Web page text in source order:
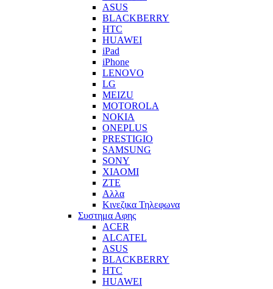
ASUS
BLACKBERRY
HTC
HUAWEI
iPad
iPhone
LENOVO
LG
MEIZU
MOTOROLA
NOKIA
ONEPLUS
PRESTIGIO
SAMSUNG
SONY
XIAOMI
ZTE
Αλλα
Κινεζικα Τηλεφωνα
Συστημα Αφης
ACER
ALCATEL
ASUS
BLACKBERRY
HTC
HUAWEI